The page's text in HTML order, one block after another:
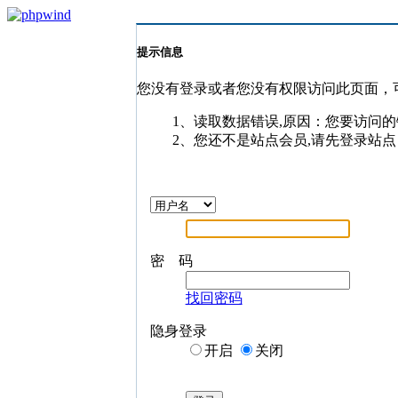
提示信息
您没有登录或者您没有权限访问此页面，
1、读取数据错误,原因：您要访问
2、您还不是站点会员,请先登录站点
密 码
找回密码
隐身登录
开启
关闭